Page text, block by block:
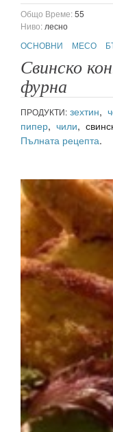
Общо Време:55
Ниво: лесно
ОСНОВНИ
МЕСО
Свинско
фурна
ПРОДУКТИ: зехтин,
пипер, чили,
Пълната рецепта.